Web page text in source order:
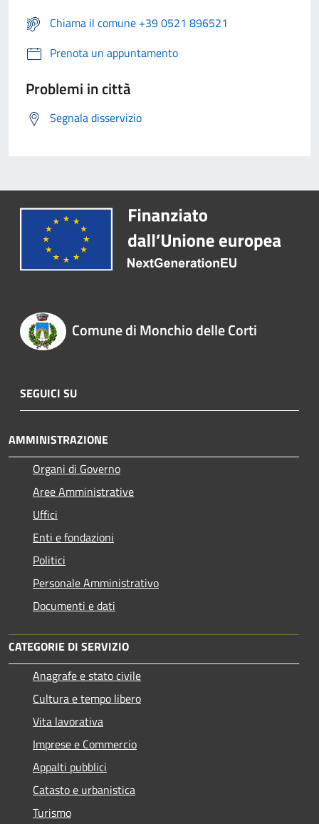
Chiama il comune +39 0521 896521
Prenota un appuntamento
Problemi in città
Segnala disservizio
Comune di Monchio delle Corti
SEGUICI SU
AMMINISTRAZIONE
Organi di Governo
Aree Amministrative
Uffici
Enti e fondazioni
Politici
Personale Amministrativo
Documenti e dati
CATEGORIE DI SERVIZIO
Anagrafe e stato civile
Cultura e tempo libero
Vita lavorativa
Imprese e Commercio
Appalti pubblici
Catasto e urbanistica
Turismo